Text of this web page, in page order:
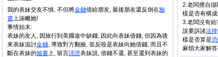
2.老闆擅自
樣是否有構
3.老闆沒有
說要訴諸法律
樣是否算是
麻煩大家解
我的表妹交友不慎, 不但將金錢借給朋友, 最後朋友還反倒在臉
書上誣衊她!
事情始末:
表妹的友人, 因旅行到美國途中缺錢, 因此向表妹借錢, 但因為後
來表妹追討金錢, 導致對方翻臉, 並反咬是表妹向她借錢, 而且不
斷在表妹的臉書上, 留言誹謗表妹說, 借錢不還, 甚至還到表妹的